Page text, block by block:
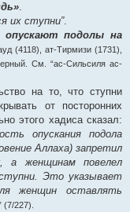
.
их ступни”.
подолы на
(4118), ат-Тирмизи (1731),
См. “ас-Сильсиля ас-
на то, что ступни
от посторонних
этого хадиса сказал:
опускания подола
Аллаха) запретил
а женщинам повелел
Это указывает
женщин оставлять
227).